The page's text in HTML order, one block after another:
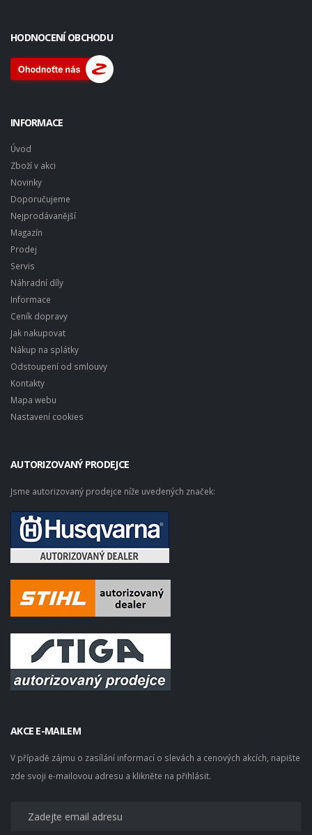
HODNOCENÍ OBCHODU
INFORMACE
Úvod
Zboží v akci
Novinky
Doporučujeme
Nejprodávanější
Magazín
Prodej
Servis
Náhradní díly
Informace
Ceník dopravy
Jak nakupovat
Nákup na splátky
Odstoupení od smlouvy
Kontakty
Mapa webu
Nastavení cookies
AUTORIZOVANÝ PRODEJCE
Jsme autorizovaný prodejce níže uvedených značek:
AKCE E-MAILEM
V případě zájmu o zasílání informací o slevách a cenových akcích, napište
zde svoji e-mailovou adresu a klikněte na přihlásit.